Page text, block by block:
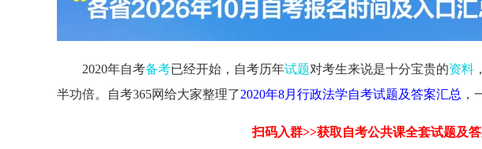
2020年自考备考已经开始，自考历年试题对考生来说是十分宝贵的资料
半功倍。自考365网给大家整理了2020年8月行政法学自考试题及答案汇总 ，
扫码入群>>获取自考公共课全套试题及